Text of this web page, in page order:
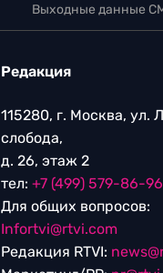
Выходные данные
Редакция
115280, г. Москва, ул.
слобода,
д. 26, этаж 2
тел: +7 (499) 579-86-96
Для общих вопросов:
Infortvi@rtvi.com
Редакция RTVI: